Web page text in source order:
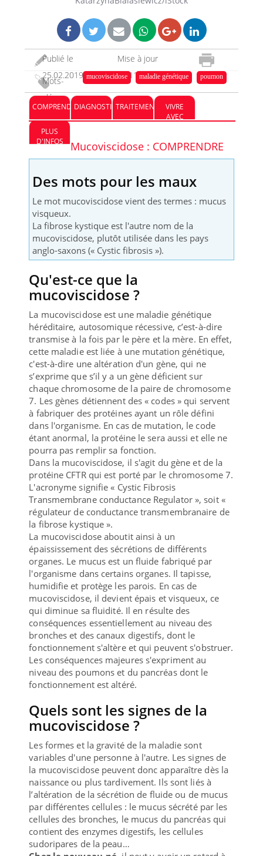
Publié le
25.02.2019
Mise à jour
08.11.2023
Mots-
clés :
mucoviscidose maladie génétique poumon
COMPRENDREDIAGNOSTICTRAITEMENT
VIVRE
AVEC
PLUS
D'INFOS
Mucoviscidose : COMPRENDRE
Des mots pour les maux
Le mot mucoviscidose vient des termes : mucus
visqueux.
La fibrose kystique est l'autre nom de la
mucoviscidose, plutôt utilisée dans les pays
anglo-saxons (« Cystic fibrosis »).
Qu'est-ce que la
mucoviscidose ?
La mucoviscidose est une maladie génétique
héréditaire, autosomique récessive, c’est-à-dire
transmise à la fois par le père et la mère. En effet,
cette maladie est liée à une mutation génétique,
c'est-à-dire une altération d'un gène, qui ne
s’exprime que s’il y a un gène déficient sur
chaque chromosome de la paire de chromosome
7. Les gènes détiennent des « codes » qui servent
à fabriquer des protéines ayant un rôle défini
dans l'organisme. En cas de mutation, le code
étant anormal, la protéine le sera aussi et elle ne
pourra pas remplir sa fonction.
Dans la mucoviscidose, il s'agit du gène et de la
protéine CFTR qui est porté par le chromosome 7.
L'acronyme signifie « Cystic Fibrosis
Transmembrane conductance Regulator », soit «
régulateur de conductance transmembranaire de
la fibrose kystique ».
La mucoviscidose aboutit ainsi à un
épaississement des sécrétions de différents
organes. Le mucus est un fluide fabriqué par
l'organisme dans certains organes. Il tapisse,
humidifie et protège les parois. En cas de
mucoviscidose, il devient épais et visqueux, ce
qui diminue sa fluidité. Il en résulte des
conséquences essentiellement au niveau des
bronches et des canaux digestifs, dont le
fonctionnement s'altère et qui peuvent s'obstruer.
Les conséquences majeures s'expriment au
niveau des poumons et du pancréas dont le
fonctionnement est altéré.
Quels sont les signes de la
mucoviscidose ?
Les formes et la gravité de la maladie sont
variables d'une personne à l'autre. Les signes de
la mucoviscidose peuvent donc apparaître dès la
naissance ou plus tardivement. Ils sont liés à
l’altération de la sécrétion de fluide ou de mucus
par différentes cellules : le mucus sécrété par les
cellules des bronches, le mucus du pancréas qui
contient des enzymes digestifs, les cellules
sudoripares de la peau…